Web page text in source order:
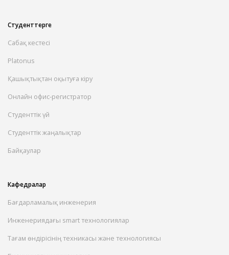
Студенттерге
Сабақ кестесі
Platonus
Қашықтықтан оқытуға кіру
Онлайн офис-регистратор
Студенттік үй
Студенттік жаңалықтар
Байқаулар
Кафедралар
Бағдарламалық инженерия
Инженериядағы smart технологиялар
Тағам өндірісінің техникасы және технологиясы